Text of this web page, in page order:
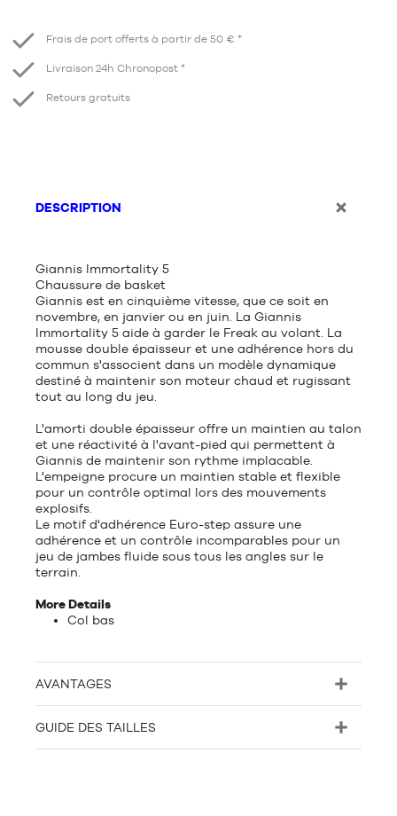
Frais de port offerts à partir de 50 € *
Livraison 24h Chronopost *
Retours gratuits
DESCRIPTION
Giannis Immortality 5
Chaussure de basket
Giannis est en cinquième vitesse, que ce soit en
novembre, en janvier ou en juin. La Giannis
Immortality 5 aide à garder le Freak au volant. La
mousse double épaisseur et une adhérence hors du
commun s'associent dans un modèle dynamique
destiné à maintenir son moteur chaud et rugissant
tout au long du jeu.
L'amorti double épaisseur offre un maintien au talon
et une réactivité à l'avant-pied qui permettent à
Giannis de maintenir son rythme implacable.
L'empeigne procure un maintien stable et flexible
pour un contrôle optimal lors des mouvements
explosifs.
Le motif d'adhérence Euro-step assure une
adhérence et un contrôle incomparables pour un
jeu de jambes fluide sous tous les angles sur le
terrain.
More Details
Col bas
AVANTAGES
GUIDE DES TAILLES